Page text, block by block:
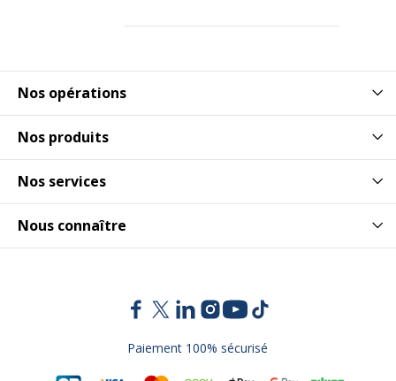
Nos opérations
Nos produits
Nos services
Nous connaître
Paiement 100% sécurisé